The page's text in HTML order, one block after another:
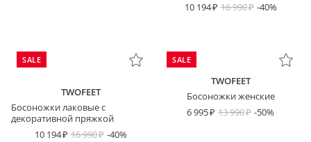
10 194
16 990 -40%
SALE
TWOFEET
Босоножки лаковые с
декоративной пряжкой
10 194
16 990 -40%
SALE
TWOFEET
Босоножки женские
6 995
13 990 -50%